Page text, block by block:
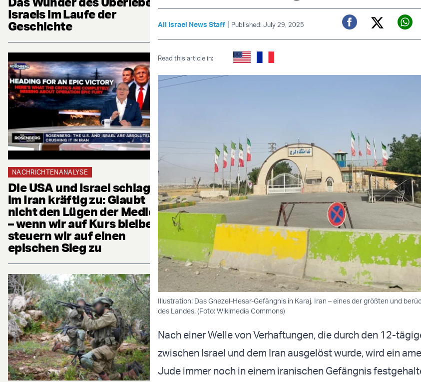
Israels im Laufe der
Geschichte
NACHRICHTENANALYSE
Die USA und Israel schlagen
im Iran kräftig zu: Glaubt
nicht den Lügen der Medien
– wenn wir auf Kurs bleiben,
steuern wir auf einen
epischen Sieg zu
All Israel News Staff | Published: July 29, 2025
Facebook
Twitter
Read this article in:
Illustration: Das Ghezel-Hesar-Gefängnis in Karaj, Iran – eines der größten und
des Landes. (Foto: Wikimedia Commons)
Nach einer Welle von Verhaftungen, die durch den 12-
zwischen Israel und dem Iran ausgelöst wurde, wird ein
Jude immer noch in einem iranischen Gefängnis